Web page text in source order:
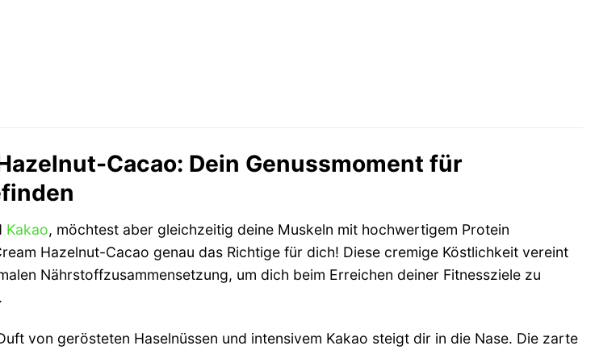
Cacao: Dein Genussmoment für
Kakao, möchtest aber gleichzeitig deine Muskeln mit hochwertigem Protein
Hazelnut-Cacao genau das Richtige für dich! Diese cremige Köstlichkeit vereint
Nährstoffzusammensetzung, um dich beim Erreichen deiner Fitnessziele zu
von gerösteten Haselnüssen und intensivem Kakao steigt dir in die Nase. Die zarte